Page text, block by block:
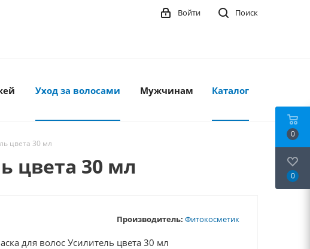
Поиск
Войти
Уход за волосами Мужчинам Каталог
цвета 30 мл
цвета 30 мл
Производитель: Фитокосметик
для волос Усилитель цвета 30 мл
0
0